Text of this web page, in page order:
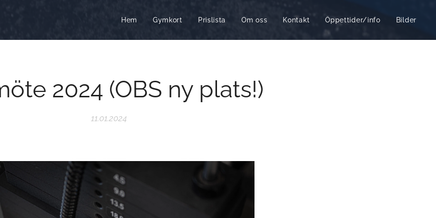
Hem Gymkort Prislista Om oss Kontakt Öppettider/info Bilder
2024 (OBS ny plats!)
11.01.2024